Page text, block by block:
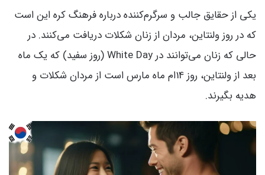
یکی از حقایق جالب و سرگرم‌کننده درباره فرهنگ کره این است
که در روز ولنتاین، مردان از زنان شکلات دریافت می‌کنند. در
حالی که زنان می‌توانند در White Day (روز سفید) که یک ماه
بعد از ولنتاین، روز 14ام ماه مارس است از مردان شکلات و
هدیه بگیرند.